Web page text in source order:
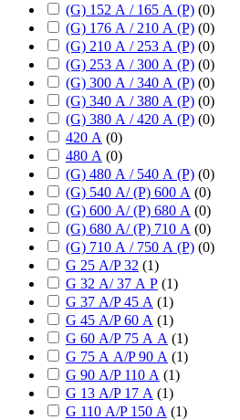
(G) 152 А / 165 А (P) (0)
(G) 176 А / 210 А (P) (0)
(G) 210 А / 253 А (P) (0)
(G) 253 А / 300 А (P) (0)
(G) 300 А / 340 А (P) (0)
(G) 340 А / 380 А (P) (0)
(G) 380 А / 420 А (P) (0)
420 А (0)
480 А (0)
(G) 480 А / 540 А (P) (0)
(G) 540 А/ (P) 600 А (0)
(G) 600 А/ (P) 680 А (0)
(G) 680 А/ (P) 710 А (0)
(G) 710 А / 750 А (P) (0)
G 25 А/P 32 (1)
G 32 А/ 37 А P (1)
G 37 А/P 45 А (1)
G 45 А/P 60 А (1)
G 60 А/P 75 А А (1)
G 75 А А/P 90 А (1)
G 90 А/P 110 А (1)
G 13 А/P 17 А (1)
G 110 А/P 150 А (1)